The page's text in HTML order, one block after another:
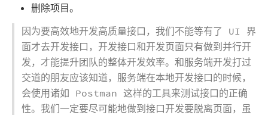
删除项目。
因为要高效地开发高质量接口，我们不能等有了 UI 界
面才去开发接口，开发接口和开发页面只有做到并行开
发，才能提升团队的整体开发效率。和服务端开发打过
交道的朋友应该知道，服务端在本地开发接口的时候，
会使用诸如 Postman 这样的工具来测试接口的正确
性。我们一定要尽可能地做到接口开发要脱离页面，虽